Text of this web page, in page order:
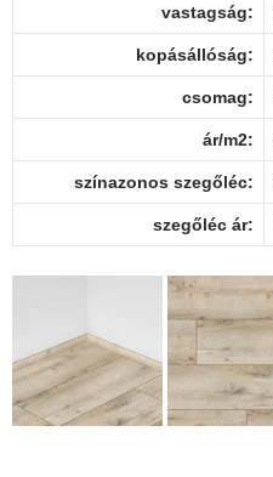
vastagság:
kopásállóság:
csomag:
ár/m2:
színazonos szegőléc:
szegőléc ár: